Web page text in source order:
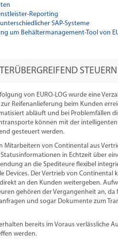
Reporting
SAP-Systeme
um Behältermanagement-Tool von
STEUERN
von EURO-LOG wurde eine
Reifenanlieferung beim Kunden
abläuft und bei Problemfällen
können mit der
gesteuert werden.
Mitarbeitern von Continental aus
in Echtzeit über
an die Spediteure flexibel
Devices. Der Vertrieb von
an den Kunden weitergeben.
gehören der Vergangenheit an, da
und sogar Dokumente zum
bereits im Voraus verlässliche
werden.